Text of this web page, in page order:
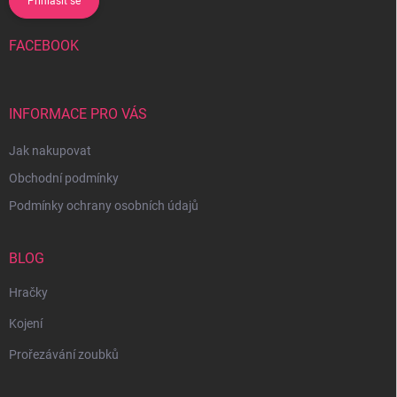
FACEBOOK
INFORMACE PRO VÁS
Jak nakupovat
Obchodní podmínky
Podmínky ochrany osobních údajů
BLOG
Hračky
Kojení
Prořezávání zoubků